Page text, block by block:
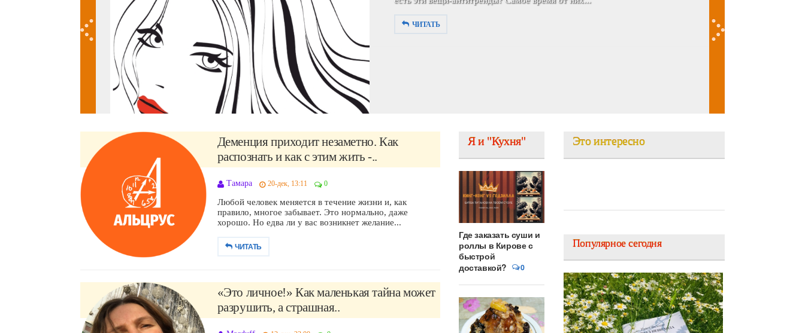
ЧИТАТЬ
Деменция приходит незаметно. Как
распознать и как с этим жить -..
Тамара 20-дек, 13:11 0
Любой человек меняется в течение жизни и, как
правило, многое забывает. Это нормально, даже
хорошо. Но едва ли у вас возникнет желание...
ЧИТАТЬ
«Это личное!» Как маленькая тайна может
разрушить, а страшная..
Я и "Кухня"
Где заказать суши и
роллы в Кирове с
быстрой
доставкой?
0
Это интересно
Популярное сегодня